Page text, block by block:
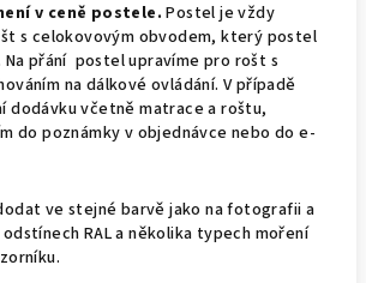
v ceně postele.Postel je vždy
s celokovovým obvodem, který postel
přání postel upravíme pro rošt s
na dálkové ovládání. V případě
dodávku včetně matrace a roštu,
do poznámky v objednávce nebo do e-
ve stejné barvě jako na fotografii a
RAL a několika typech moření